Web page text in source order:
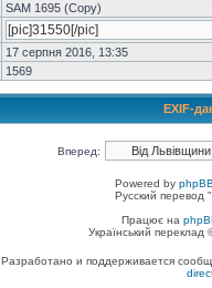
SAM 1695 (Copy)
17 серпня 2016, 13:35
1569
EXIF-
Вперед:
Powered by
Русский перевод
Працює на
Український
Разработано и поддерживается